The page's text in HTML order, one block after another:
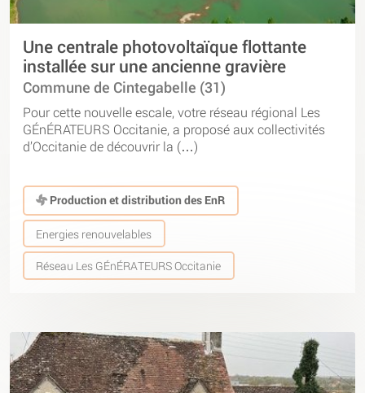
Une centrale photovoltaïque flottante
installée sur une ancienne gravière
Commune de Cintegabelle (31)
Pour cette nouvelle escale, votre réseau régional Les
GÉnÉRATEURS Occitanie, a proposé aux collectivités
d’Occitanie de découvrir la (…)
Production et distribution des EnR
Energies renouvelables
Réseau Les GÉnÉRATEURS Occitanie